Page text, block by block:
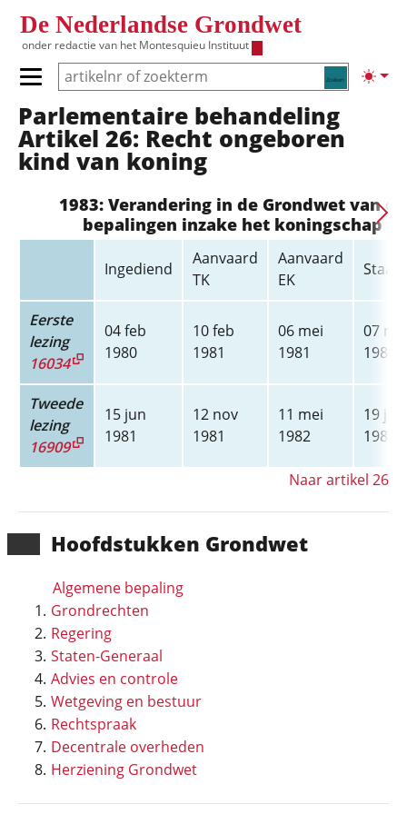
De Nederlandse Grondwet
onder redactie van het Montesquieu Instituut
Zoeken
Primair menu tonen/verbergen
Hoofdnavigatie
Hoofd­stukken Grondwet
Algemene bepaling
Grondrechten
Regering
Staten-Generaal
Advies en controle
Wetgeving en bestuur
Rechtspraak
Decentrale overheden
Herziening Grondwet
Parlementaire behandeling
Artikel 26: Recht ongeboren
kind van koning
1983: Verandering in de Grondwet van de
bepalingen inzake het koningschap
Ingediend
Aanvaard
TK
Aanvaard
EK
Eerste
lezing
16034
04 feb
1980
10 feb
1981
06 mei
1981
07
1981
Tweede
lezing
16909
15 jun
1981
12 nov
1981
11 mei
1982
19 jan
1983
Naar artikel 26